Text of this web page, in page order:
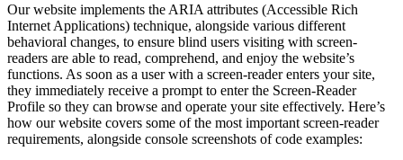
Our website implements the ARIA attributes (Accessible Rich
Internet Applications) technique, alongside various different
behavioral changes, to ensure blind users visiting with screen-
readers are able to read, comprehend, and enjoy the website’s
functions. As soon as a user with a screen-reader enters your site,
they immediately receive a prompt to enter the Screen-Reader
Profile so they can browse and operate your site effectively. Here’s
how our website covers some of the most important screen-reader
requirements, alongside console screenshots of code examples: